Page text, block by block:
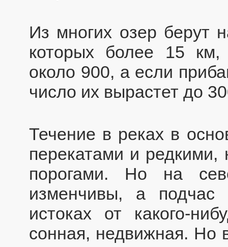
Из многих озер берут
которых более 15 км,
около 900, а если
число их вырастет до
Течение в реках в
перекатами и
порогами. Но на
изменчивы, а
истоках от какого-
сонная, недвижная. Но